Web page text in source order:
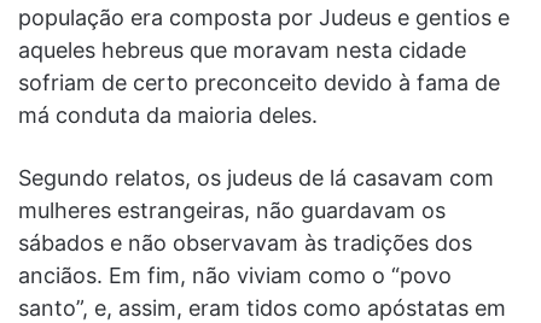
população era composta por Judeus e gentios e
aqueles hebreus que moravam nesta cidade
sofriam de certo preconceito devido à fama de
má conduta da maioria deles.
Segundo relatos, os judeus de lá casavam com
mulheres estrangeiras, não guardavam os
sábados e não observavam às tradições dos
anciãos. Em fim, não viviam como o “povo
santo”, e, assim, eram tidos como apóstatas em